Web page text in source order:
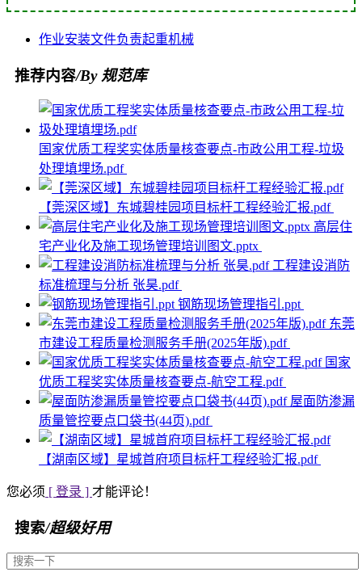
作业安装文件负责起重机械
推荐内容/By 规范库
国家优质工程奖实体质量核查要点-市政公用工程-垃圾
处理填埋场.pdf
【莞深区域】东城碧桂园项目标杆工程经验汇报.pdf
高层住
宅产业化及施工现场管理培训图文.pptx
工程建设消防
标准梳理与分析 张昊.pdf
钢筋现场管理指引.ppt
东莞
市建设工程质量检测服务手册(2025年版).pdf
国家
优质工程奖实体质量核查要点-航空工程.pdf
屋面防渗漏
质量管控要点口袋书(44页).pdf
【湖南区域】星城首府项目标杆工程经验汇报.pdf
您必须 [ 登录 ] 才能评论！
搜索/超级好用